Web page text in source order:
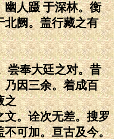
幽人蹑 于深林。衡
北阙。盖行藏之有
尝奉大廷之对。昔
乃因三余。着成百
之
文。诠次无差。搜罗
不可加。亘古及今。